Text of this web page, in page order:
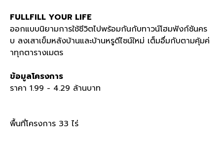
FULLFILL YOUR LIFE
ออกแบบนิยามการใช้ชีวิตไปพร้อมกันกับทาวน์โฮมฟังก์ชันคร
บ ลงเสาเข็มหลังบ้านและบ้านหรูดีไซน์ใหม่ เต็มอื่มกับตามคุ้มค่
าทุกตารางเมตร
ข้อมูลโครงการ
ราคา 1.99 - 4.29 ล้านบาท
พื้นที่โครงการ 33 ไร่